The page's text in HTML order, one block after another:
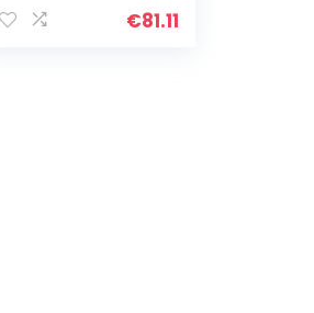
Wirelesswith
€81.11